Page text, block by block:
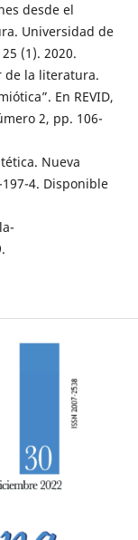
desde el
Universidad de
(1). 2020.
de la literatura.
En REVID,
2, pp. 106-
Nueva
4. Disponible